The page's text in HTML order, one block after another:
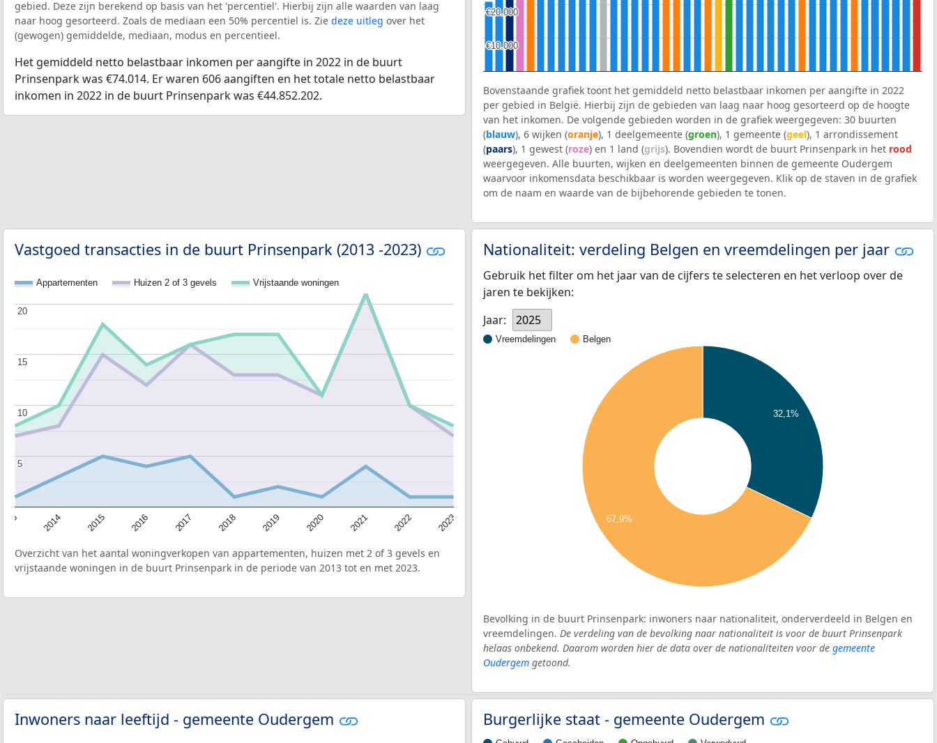
gebied. Deze zijn berekend op basis van het 'percentiel'. Hierbij zijn alle waarden van laag
naar hoog gesorteerd. Zoals de mediaan een 50% percentiel is. Zie deze uitleg over het
(gewogen) gemiddelde, mediaan, modus en percentieel.
Het gemiddeld netto belastbaar inkomen per aangifte in 2022 in de buurt
Prinsenpark was €74.014. Er waren 606 aangiften en het totale netto belastbaar
inkomen in 2022 in de buurt Prinsenpark was €44.852.202.
€10.000
€10.000
€20.000
€20.000
Bovenstaande grafiek toont het gemiddeld netto belastbaar inkomen per aangifte in 2022
per gebied in België. Hierbij zijn de gebieden van laag naar hoog gesorteerd op de hoogte
van het inkomen. De volgende gebieden worden in de grafiek weergegeven: 30 buurten
(blauw), 6 wijken (oranje), 1 deelgemeente (groen), 1 gemeente (geel), 1 arrondissement
(paars), 1 gewest (roze) en 1 land (grijs). Bovendien wordt de buurt Prinsenpark in het rood
weergegeven. Alle buurten, wijken en deelgemeenten binnen de gemeente Oudergem
waarvoor inkomensdata beschikbaar is worden weergegeven. Klik op de staven in de grafiek
om de naam en waarde van de bijbehorende gebieden te tonen.
Vastgoed transacties in de buurt Prinsenpark (2013 -2023)
Appartementen Huizen 2 of 3 gevels Vrijstaande woningen
2014 2015 2016 2017 2018 2019 2020 2021 2022 2023
5
5
10
10
15
15
20
20
Overzicht van het aantal woningverkopen van appartementen, huizen met 2 of 3 gevels en
vrijstaande woningen in de buurt Prinsenpark in de periode van 2013 tot en met 2023.
Nationaliteit: verdeling Belgen en vreemdelingen per jaar
Gebruik het filter om het jaar van de cijfers te selecteren en het verloop over de
jaren te bekijken:
Jaar:
2025
Vreemdelingen Belgen
32,1%
67,9%
Bevolking in de buurt Prinsenpark: inwoners naar nationaliteit, onderverdeeld in Belgen en
vreemdelingen. De verdeling van de bevolking naar nationaliteit is voor de buurt Prinsenpark
helaas onbekend. Daarom worden hier de data over de nationaliteiten voor de gemeente
Oudergem getoond.
Inwoners naar leeftijd - gemeente Oudergem Burgerlijke staat - gemeente Oudergem